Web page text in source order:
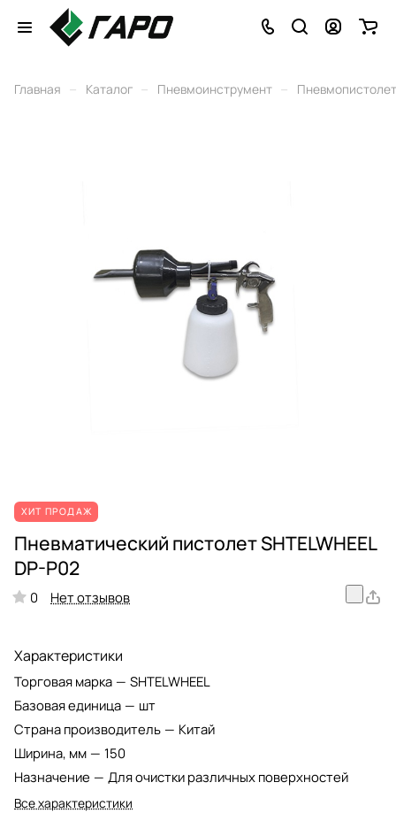
Главная – Каталог – Пневмоинструмент –
ХИТ ПРОДАЖ
Пневматический пистолет SHTELWHEEL
DP-P02
0 Нет отзывов
Характеристики
Торговая марка — SHTELWHEEL
Базовая единица — шт
Страна производитель — Китай
Ширина, мм — 150
Назначение — Для очистки различных поверхностей
Все характеристики